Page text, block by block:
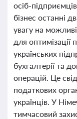
осіб-
бізнес останні
увагу на
для оптимізації
українських
бухгалтерії та
операцій. Це
податкових
українців. У
тимчасовий